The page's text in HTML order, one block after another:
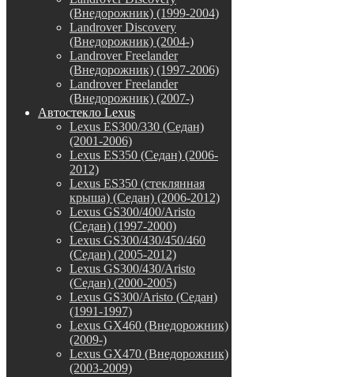
(Внедорожник) (1999-2004)
Landrover Discovery
(Внедорожник) (2004-)
Landrover Freelander
(Внедорожник) (1997-2006)
Landrover Freelander
(Внедорожник) (2007-)
Автостекло Lexus
Lexus ES300/330 (Седан)
(2001-2006)
Lexus ES350 (Седан) (2006-
2012)
Lexus ES350 (стеклянная
крыша) (Седан) (2006-2012)
Lexus GS300/400/Aristo
(Седан) (1997-2000)
Lexus GS300/430/450/460
(Седан) (2005-2012)
Lexus GS300/430/Aristo
(Седан) (2000-2005)
Lexus GS300/Aristo (Седан)
(1991-1997)
Lexus GX460 (Внедорожник)
(2009-)
Lexus GX470 (Внедорожник)
(2003-2009)